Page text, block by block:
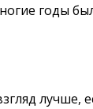
годы